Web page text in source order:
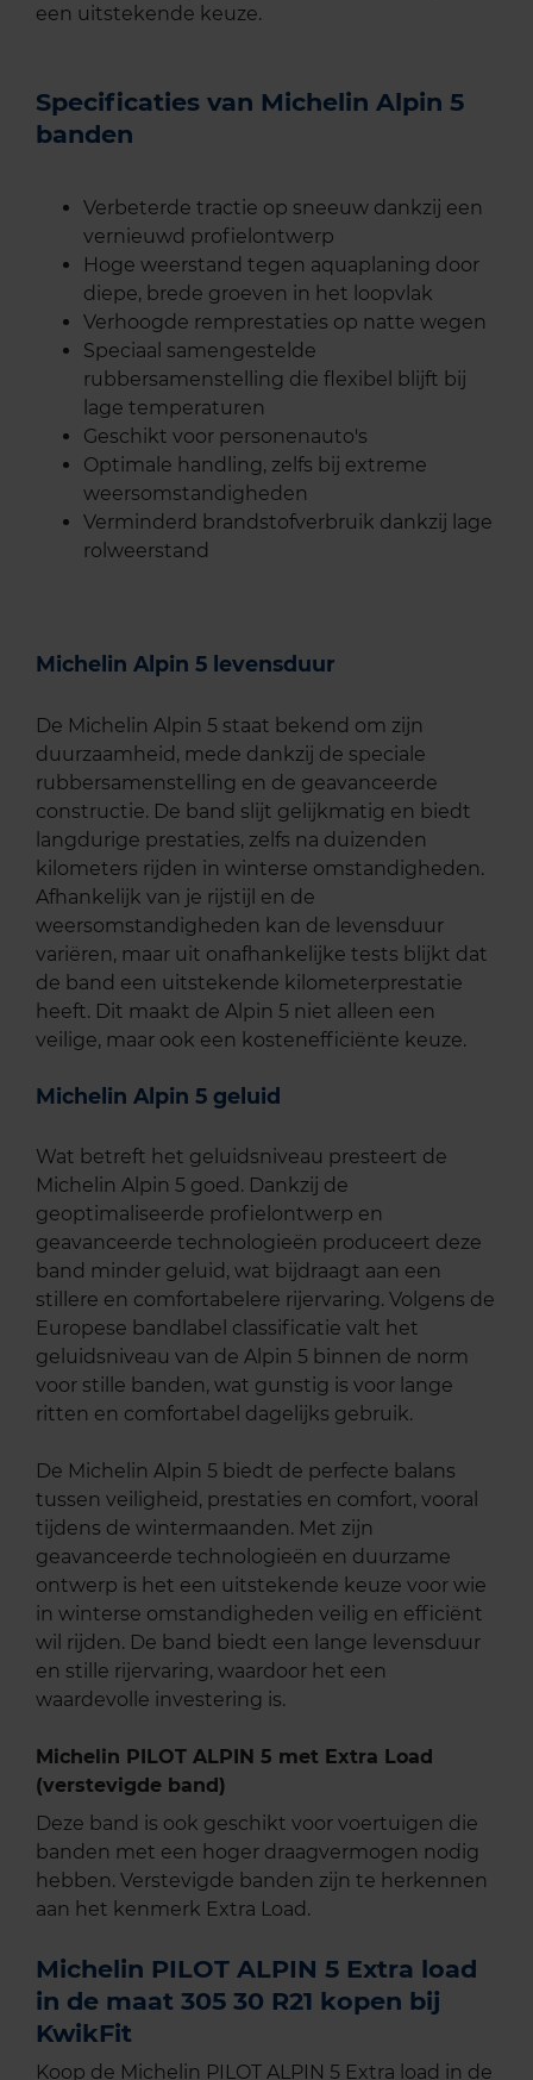
een uitstekende keuze.
Specificaties van Michelin Alpin 5
banden
Verbeterde tractie op sneeuw dankzij een
vernieuwd profielontwerp
Hoge weerstand tegen aquaplaning door
diepe, brede groeven in het loopvlak
Verhoogde remprestaties op natte wegen
Speciaal samengestelde
rubbersamenstelling die flexibel blijft bij
lage temperaturen
Geschikt voor personenauto's
Optimale handling, zelfs bij extreme
weersomstandigheden
Verminderd brandstofverbruik dankzij lage
rolweerstand
Michelin Alpin 5 levensduur
De Michelin Alpin 5 staat bekend om zijn
duurzaamheid, mede dankzij de speciale
rubbersamenstelling en de geavanceerde
constructie. De band slijt gelijkmatig en biedt
langdurige prestaties, zelfs na duizenden
kilometers rijden in winterse omstandigheden.
Afhankelijk van je rijstijl en de
weersomstandigheden kan de levensduur
variëren, maar uit onafhankelijke tests blijkt dat
de band een uitstekende kilometerprestatie
heeft. Dit maakt de Alpin 5 niet alleen een
veilige, maar ook een kostenefficiënte keuze.
Michelin Alpin 5 geluid
Wat betreft het geluidsniveau presteert de
Michelin Alpin 5 goed. Dankzij de
geoptimaliseerde profielontwerp en
geavanceerde technologieën produceert deze
band minder geluid, wat bijdraagt aan een
stillere en comfortabelere rijervaring. Volgens de
Europese bandlabel classificatie valt het
geluidsniveau van de Alpin 5 binnen de norm
voor stille banden, wat gunstig is voor lange
ritten en comfortabel dagelijks gebruik.
De Michelin Alpin 5 biedt de perfecte balans
tussen veiligheid, prestaties en comfort, vooral
tijdens de wintermaanden. Met zijn
geavanceerde technologieën en duurzame
ontwerp is het een uitstekende keuze voor wie
in winterse omstandigheden veilig en efficiënt
wil rijden. De band biedt een lange levensduur
en stille rijervaring, waardoor het een
waardevolle investering is.
Michelin PILOT ALPIN 5 met Extra Load
(verstevigde band)
Deze band is ook geschikt voor voertuigen die
banden met een hoger draagvermogen nodig
hebben. Verstevigde banden zijn te herkennen
aan het kenmerk Extra Load.
Michelin PILOT ALPIN 5 Extra load
in de maat 305 30 R21 kopen bij
KwikFit
Koop de Michelin PILOT ALPIN 5 Extra load in de